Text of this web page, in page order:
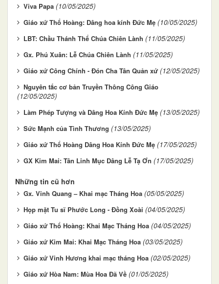
Viva Papa (10/05/2025)
Giáo xứ Thổ Hoàng: Dâng hoa kính Đức Mẹ (10/05/2025)
LBT: Chầu Thánh Thể Chúa Chiên Lành (11/05/2025)
Gx. Phú Xuân: Lễ Chúa Chiên Lành (11/05/2025)
Giáo xứ Công Chính - Đón Cha Tân Quản xứ (12/05/2025)
Nguyên tắc cơ bản Truyền Thông Công Giáo
(12/05/2025)
Làm Phép Tượng và Dâng Hoa Kính Đức Mẹ (13/05/2025)
Sức Mạnh của Tình Thương (13/05/2025)
Giáo xứ Thổ Hoàng Dâng Hoa Kính Đức Mẹ (17/05/2025)
GX Kim Mai: Tân Linh Mục Dâng Lễ Tạ Ơn (17/05/2025)
Những tin cũ hơn
Gx. Vinh Quang – Khai mạc Tháng Hoa (05/05/2025)
Họp mặt Tu sĩ Phước Long - Đồng Xoài (04/05/2025)
Giáo xứ Thổ Hoàng: Khai Mạc Tháng Hoa (04/05/2025)
Giáo xứ Kim Mai: Khai Mạc Tháng Hoa (03/05/2025)
Giáo xứ Vinh Hương khai mạc tháng Hoa (02/05/2025)
Giáo xứ Hòa Nam: Mùa Hoa Đã Về (01/05/2025)